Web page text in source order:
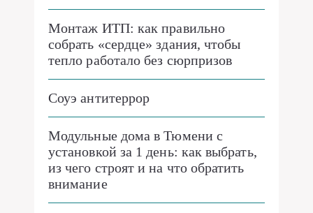
Монтаж ИТП: как правильно
собрать «сердце» здания, чтобы
тепло работало без сюрпризов
Соуэ антитеррор
Модульные дома в Тюмени с
установкой за 1 день: как выбрать,
из чего строят и на что обратить
внимание